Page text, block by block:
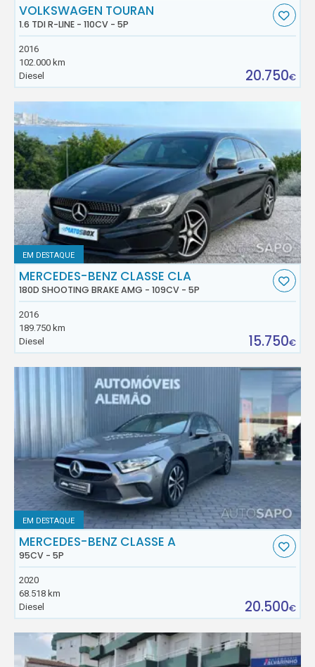
VOLKSWAGEN TOURAN
1.6 TDI R-LINE - 110CV - 5P
2016
102.000 km
Diesel
20.750€
EM DESTAQUE
MERCEDES-BENZ CLASSE CLA
180D SHOOTING BRAKE AMG - 109CV - 5P
2016
189.750 km
Diesel
15.750€
EM DESTAQUE
MERCEDES-BENZ CLASSE A
95CV - 5P
2020
68.518 km
Diesel
20.500€